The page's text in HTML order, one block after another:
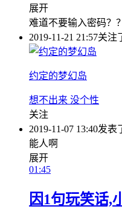
展开
难道不要输入密码？
2019-11-21 21:57关注
约定的梦幻岛
想不出来 没个性
关注
2019-11-07 13:40发表
能人啊
展开
01:45
因1句玩笑话,